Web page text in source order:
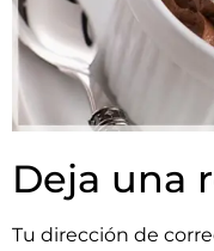
Deja una
Tu dirección de